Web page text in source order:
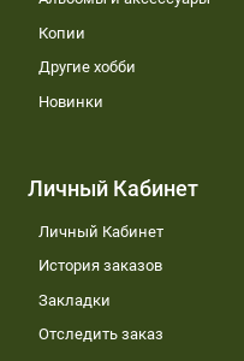
Копии
Другие хобби
Новинки
Личный Кабинет
Личный Кабинет
История заказов
Закладки
Отследить заказ